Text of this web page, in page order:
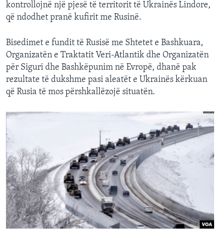
kontrollojnë një pjesë të territorit të Ukrainës Lindore,
që ndodhet pranë kufirit me Rusinë.
Bisedimet e fundit të Rusisë me Shtetet e Bashkuara,
Organizatën e Traktatit Veri-Atlantik dhe Organizatën
për Siguri dhe Bashkëpunim në Evropë, dhanë pak
rezultate të dukshme pasi aleatët e Ukrainës kërkuan
që Rusia të mos përshkallëzojë situatën.